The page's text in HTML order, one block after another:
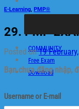
COMMUNITY
Free Exam
Download
E-Learning PMP®
29. PMP
Posted on19
Bạn chưa đăng nhập,
Username or E-mail